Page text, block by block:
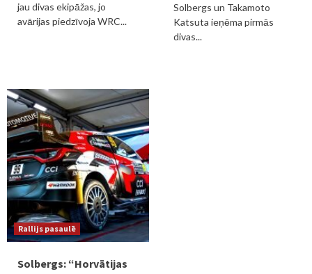
jau divas ekipāžas, jo
avārijas piedzīvoja WRC...
Solbergs un Takamoto
Katsuta ieņēma pirmās
divas...
Rallijs pasaulē
Solbergs: “Horvātijas